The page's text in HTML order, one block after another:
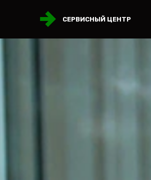
СЕРВИСНЫЙ ЦЕНТР